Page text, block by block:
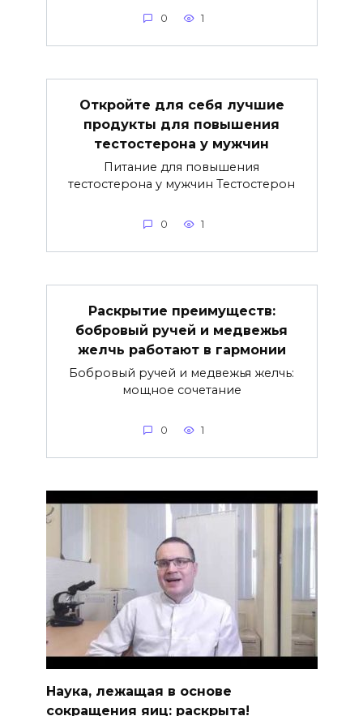
0 1
Откройте для себя лучшие
продукты для повышения
тестостерона у мужчин
Питание для повышения
тестостерона у мужчин Тестостерон
0 1
Раскрытие преимуществ:
бобровый ручей и медвежья
желчь работают в гармонии
Бобровый ручей и медвежья желчь:
мощное сочетание
0 1
Наука, лежащая в основе
сокращения яиц: раскрыта!